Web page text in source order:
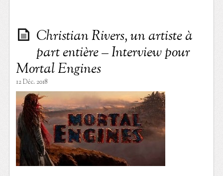
Christian Rivers, un artiste à
part entière – Interview pour
Mortal Engines
12 Déc. 2018